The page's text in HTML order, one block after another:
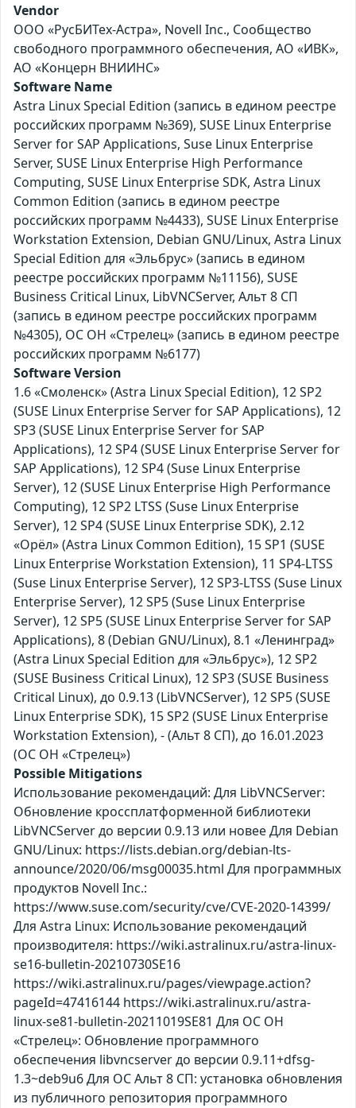
Vendor
ООО «РусБИТех-Астра», Novell Inc., Сообщество
свободного программного обеспечения, АО «ИВК»,
АО «Концерн ВНИИНС»
Software Name
Astra Linux Special Edition (запись в едином реестре
российских программ №369), SUSE Linux Enterprise
Server for SAP Applications, Suse Linux Enterprise
Server, SUSE Linux Enterprise High Performance
Computing, SUSE Linux Enterprise SDK, Astra Linux
Common Edition (запись в едином реестре
российских программ №4433), SUSE Linux Enterprise
Workstation Extension, Debian GNU/Linux, Astra Linux
Special Edition для «Эльбрус» (запись в едином
реестре российских программ №11156), SUSE
Business Critical Linux, LibVNCServer, Альт 8 СП
(запись в едином реестре российских программ
№4305), ОС ОН «Стрелец» (запись в едином реестре
российских программ №6177)
Software Version
1.6 «Смоленск» (Astra Linux Special Edition), 12 SP2
(SUSE Linux Enterprise Server for SAP Applications), 12
SP3 (SUSE Linux Enterprise Server for SAP
Applications), 12 SP4 (SUSE Linux Enterprise Server for
SAP Applications), 12 SP4 (Suse Linux Enterprise
Server), 12 (SUSE Linux Enterprise High Performance
Computing), 12 SP2 LTSS (Suse Linux Enterprise
Server), 12 SP4 (SUSE Linux Enterprise SDK), 2.12
«Орёл» (Astra Linux Common Edition), 15 SP1 (SUSE
Linux Enterprise Workstation Extension), 11 SP4-LTSS
(Suse Linux Enterprise Server), 12 SP3-LTSS (Suse Linux
Enterprise Server), 12 SP5 (Suse Linux Enterprise
Server), 12 SP5 (SUSE Linux Enterprise Server for SAP
Applications), 8 (Debian GNU/Linux), 8.1 «Ленинград»
(Astra Linux Special Edition для «Эльбрус»), 12 SP2
(SUSE Business Critical Linux), 12 SP3 (SUSE Business
Critical Linux), до 0.9.13 (LibVNCServer), 12 SP5 (SUSE
Linux Enterprise SDK), 15 SP2 (SUSE Linux Enterprise
Workstation Extension), - (Альт 8 СП), до 16.01.2023
(ОС ОН «Стрелец»)
Possible Mitigations
Использование рекомендаций: Для LibVNCServer:
Обновление кроссплатформенной библиотеки
LibVNCServer до версии 0.9.13 или новее Для Debian
GNU/Linux: https://lists.debian.org/debian-lts-
announce/2020/06/msg00035.html Для программных
продуктов Novell Inc.:
https://www.suse.com/security/cve/CVE-2020-14399/
Для Astra Linux: Использование рекомендаций
производителя: https://wiki.astralinux.ru/astra-linux-
se16-bulletin-20210730SE16
https://wiki.astralinux.ru/pages/viewpage.action?
pageId=47416144 https://wiki.astralinux.ru/astra-
linux-se81-bulletin-20211019SE81 Для ОС ОН
«Стрелец»: Обновление программного
обеспечения libvncserver до версии 0.9.11+dfsg-
1.3~deb9u6 Для ОС Альт 8 СП: установка обновления
из публичного репозитория программного